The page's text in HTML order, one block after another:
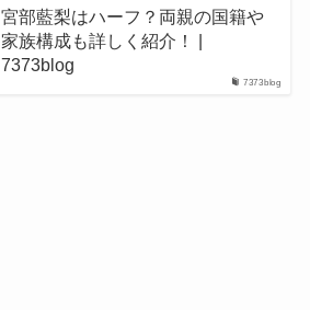
7373blog
宮部藍梨はハーフ？両親の国籍や
家族構成も詳しく紹介！ |
7373blog